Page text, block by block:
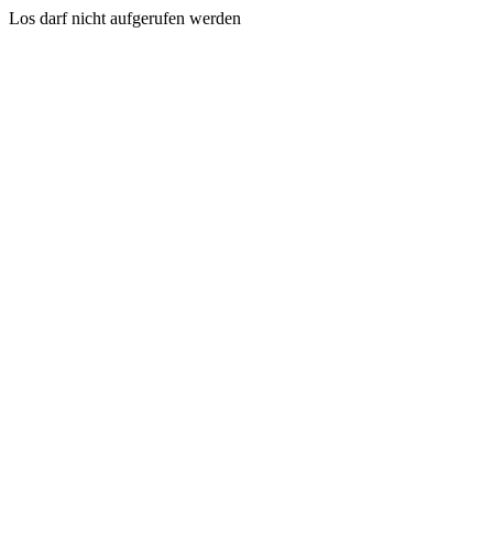
Los darf nicht aufgerufen werden